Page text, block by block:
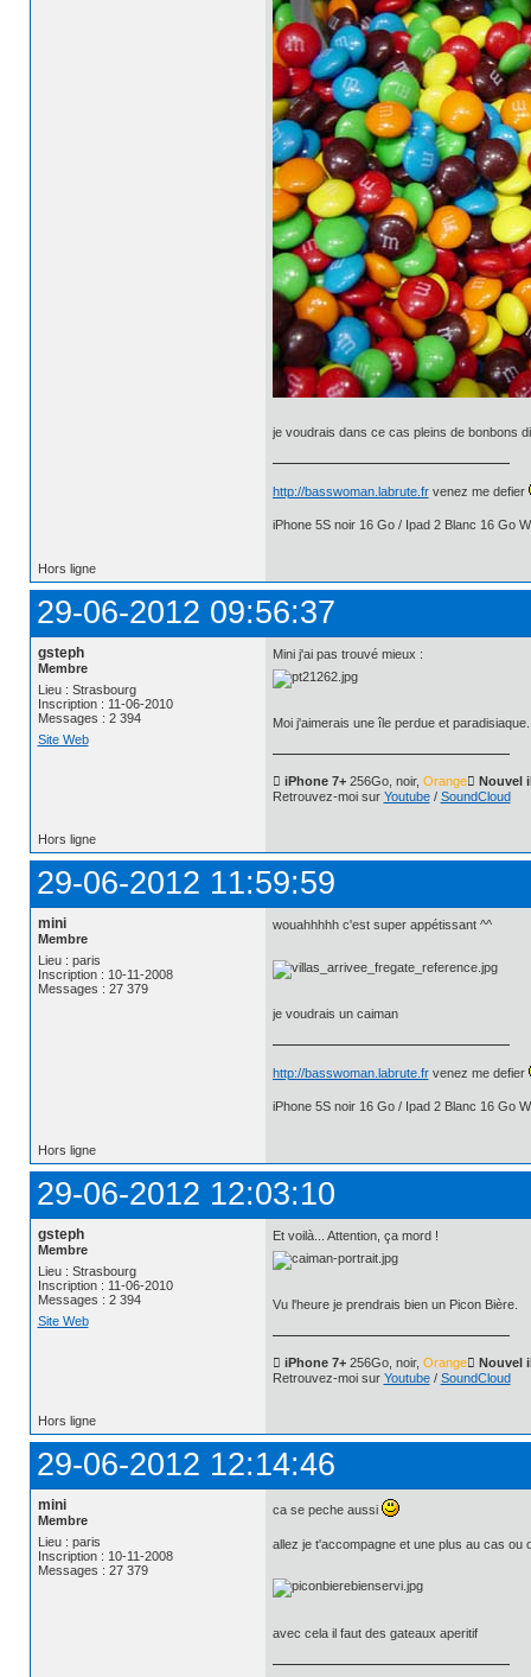
je voudrais dans ce cas pleins de bonbons
http://basswoman.labrute.frvenez me defier
iPhone 5S noir 16 Go / Ipad 2 Blanc 16 Go
Hors ligne
29-06-2012 09:56:37
gsteph
Membre
Lieu : Strasbourg
Inscription : 11-06-2010
Messages : 2 394
Site Web
Mini j'ai pas trouvé mieux :
Moi j'aimerais une île perdue et paradisiaque.
 iPhone 7+256Go, noir, Orange Nouvel
Retrouvez-moi sur Youtube/ SoundCloud
Hors ligne
29-06-2012 11:59:59
mini
Membre
Lieu : paris
Inscription : 10-11-2008
Messages : 27 379
wouahhhhh c'est super appétissant ^^
je voudrais un caiman
http://basswoman.labrute.frvenez me defier
iPhone 5S noir 16 Go / Ipad 2 Blanc 16 Go
Hors ligne
29-06-2012 12:03:10
gsteph
Membre
Lieu : Strasbourg
Inscription : 11-06-2010
Messages : 2 394
Site Web
Et voilà... Attention, ça mord !
Vu l'heure je prendrais bien un Picon Bière.
 iPhone 7+256Go, noir, Orange Nouvel
Retrouvez-moi sur Youtube/ SoundCloud
Hors ligne
29-06-2012 12:14:46
mini
Membre
Lieu : paris
Inscription : 10-11-2008
Messages : 27 379
ca se peche aussi
allez je t'accompagne et une plus au cas ou
avec cela il faut des gateaux aperitif